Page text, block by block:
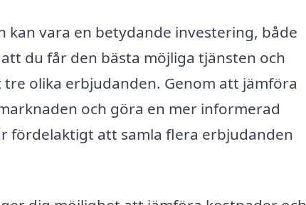
vara en betydande investering, både
du får den bästa möjliga tjänsten och
olika erbjudanden. Genom att jämföra
och göra en mer informerad
fördelaktigt att samla flera erbjudanden